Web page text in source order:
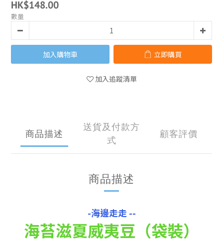
HK$148.00
數量
加入購物車 立即購買
加入追蹤清單
商品描述
送貨及付款方
式
顧客評價
商品描述
-海邊走走 --
海苔滋夏威夷豆（袋裝）